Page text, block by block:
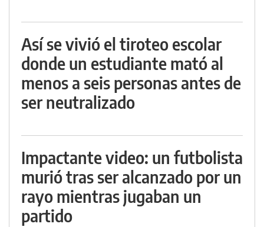
Así se vivió el tiroteo escolar
donde un estudiante mató al
menos a seis personas antes de
ser neutralizado
Impactante video: un futbolista
murió tras ser alcanzado por un
rayo mientras jugaban un
partido